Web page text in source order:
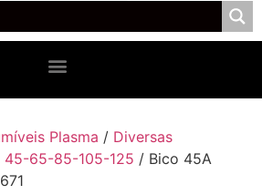
Plasma / Diversas
45-65-85-105-125 / Bico 45A